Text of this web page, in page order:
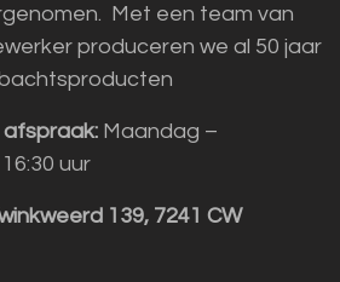
Met een team van
produceren we al 50 jaar
Maandag –
uur
139, 7241 CW